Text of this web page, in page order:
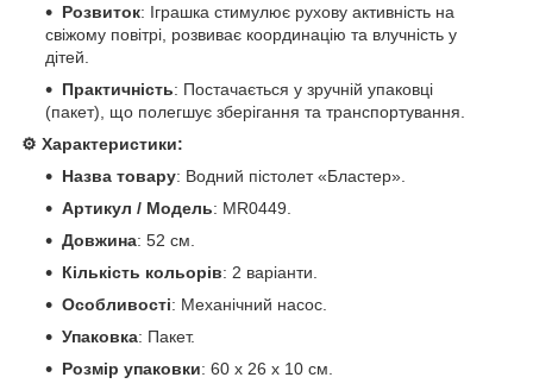
Розвиток: Іграшка стимулює рухову активність на
свіжому повітрі, розвиває координацію та влучність у
дітей.
Практичність: Постачається у зручній упаковці
(пакет), що полегшує зберігання та транспортування.
⚙️ Характеристики:
Назва товару: Водний пістолет «Бластер».
Артикул / Модель: MR0449.
Довжина: 52 см.
Кількість кольорів: 2 варіанти.
Особливості: Механічний насос.
Упаковка: Пакет.
Розмір упаковки: 60 х 26 х 10 см.